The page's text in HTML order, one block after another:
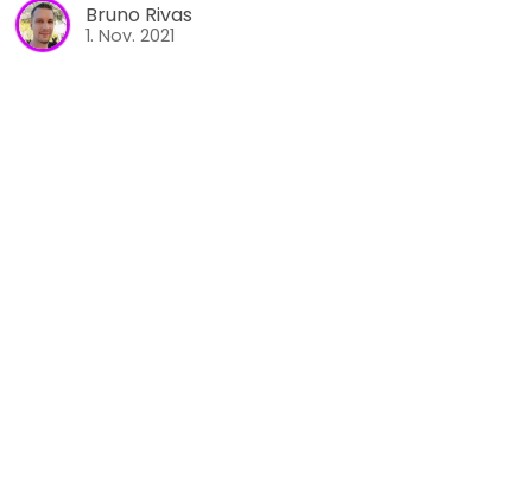
Bruno Rivas
1. Nov. 2021